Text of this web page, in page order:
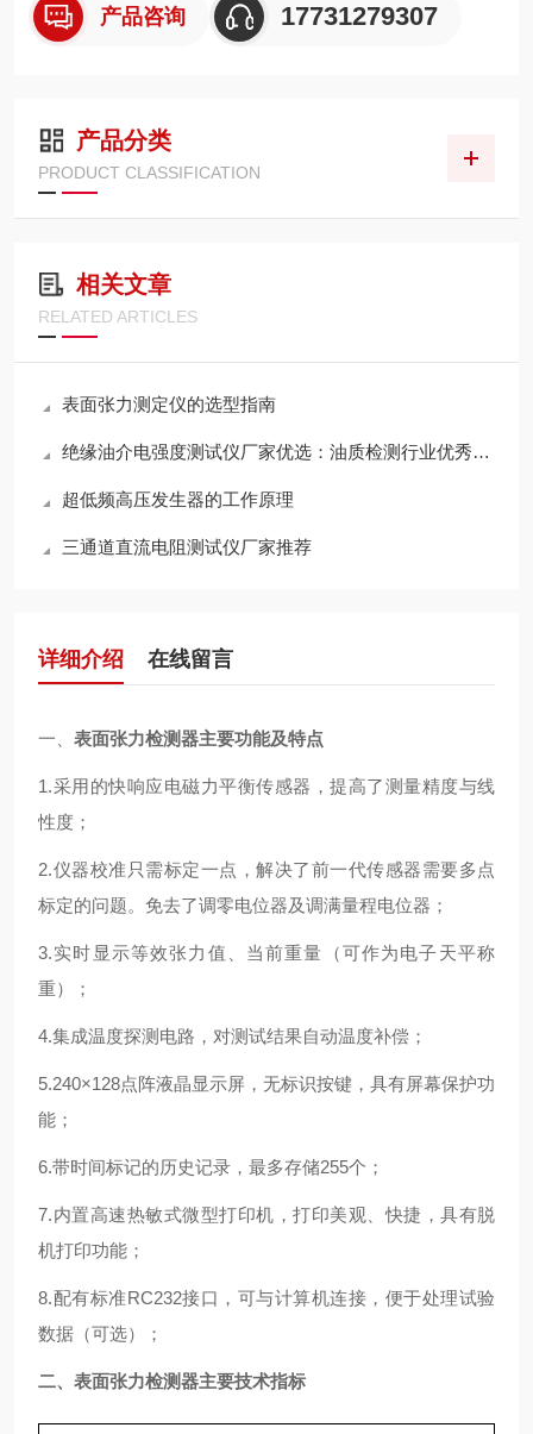
产品咨询 17731279307
产品分类
PRODUCT CLASSIFICATION
相关文章
RELATED ARTICLES
表面张力测定仪的选型指南
绝缘油介电强度测试仪厂家优选：油质检测行业优秀设备
超低频高压发生器的工作原理
三通道直流电阻测试仪厂家推荐
详细介绍 在线留言
一、 表面张力检测器主要功能及特点
1.采用的快响应电磁力平衡传感器，提高了测量精度与线
性度；
2.仪器校准只需标定一点，解决了前一代传感器需要多点
标定的问题。免去了调零电位器及调满量程电位器；
3.实时显示等效张力值、当前重量（可作为电子天平称
重）；
4.集成温度探测电路，对测试结果自动温度补偿；
5.240×128点阵液晶显示屏，无标识按键，具有屏幕保护功
能；
6.带时间标记的历史记录，最多存储255个；
7.内置高速热敏式微型打印机，打印美观、快捷，具有脱
机打印功能；
8.配有标准RC232接口，可与计算机连接，便于处理试验
数据（可选）；
二、 表面张力检测器主要技术指标